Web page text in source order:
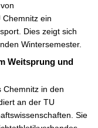
ein
Dies zeigt sich
Wintersemester.
Weitsprung und
Chemnitz in den
an der TU
Sie